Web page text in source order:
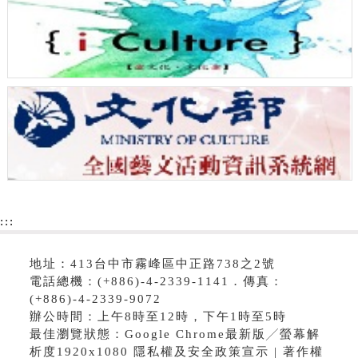
:::
地址：413台中市霧峰區中正路738之2號
電話總機：(+886)-4-2339-1141．傳真：
(+886)-4-2339-9072
辦公時間：上午8時至12時，下午1時至5時
最佳瀏覽狀態：Google Chrome最新版╱螢幕解
析度1920x1080 隱私權及安全政策宣示 | 著作權